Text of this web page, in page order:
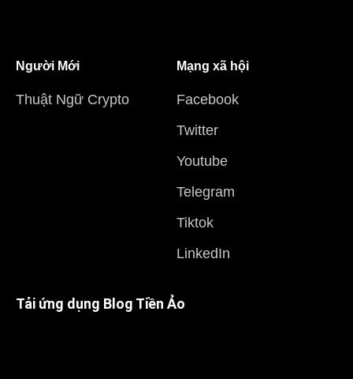
Người Mới
Thuật Ngữ Crypto
Mạng xã hội
Facebook
Twitter
Youtube
Telegram
Tiktok
LinkedIn
Tải ứng dụng Blog Tiền Ảo